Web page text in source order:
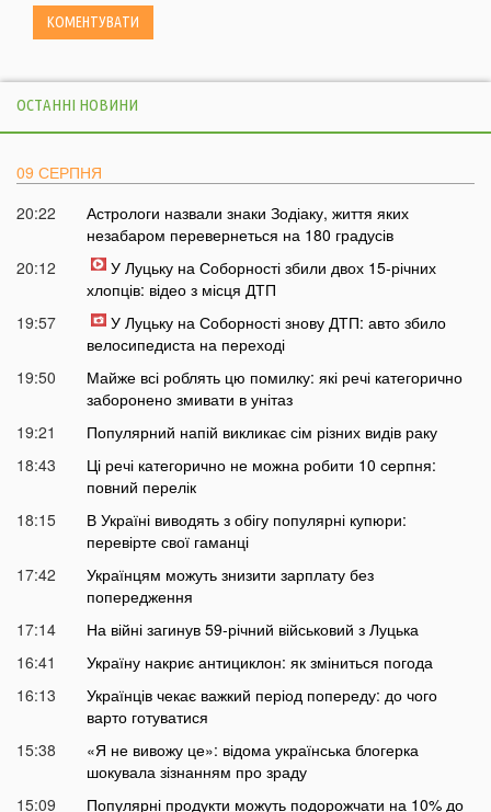
ОСТАННІ НОВИНИ
09 СЕРПНЯ
20:22
Астрологи назвали знаки Зодіаку, життя яких
незабаром перевернеться на 180 градусів
20:12
У Луцьку на Соборності збили двох 15-річних
хлопців: відео з місця ДТП
19:57
У Луцьку на Соборності знову ДТП: авто збило
велосипедиста на переході
19:50
Майже всі роблять цю помилку: які речі категорично
заборонено змивати в унітаз
19:21
Популярний напій викликає сім різних видів раку
18:43
Ці речі категорично не можна робити 10 серпня:
повний перелік
18:15
В Україні виводять з обігу популярні купюри:
перевірте свої гаманці
17:42
Українцям можуть знизити зарплату без
попередження
17:14
На війні загинув 59-річний військовий з Луцька
16:41
Україну накриє антициклон: як зміниться погода
16:13
Українців чекає важкий період попереду: до чого
варто готуватися
15:38
«Я не вивожу це»: відома українська блогерка
шокувала зізнанням про зраду
15:09
Популярні продукти можуть подорожчати на 10% до